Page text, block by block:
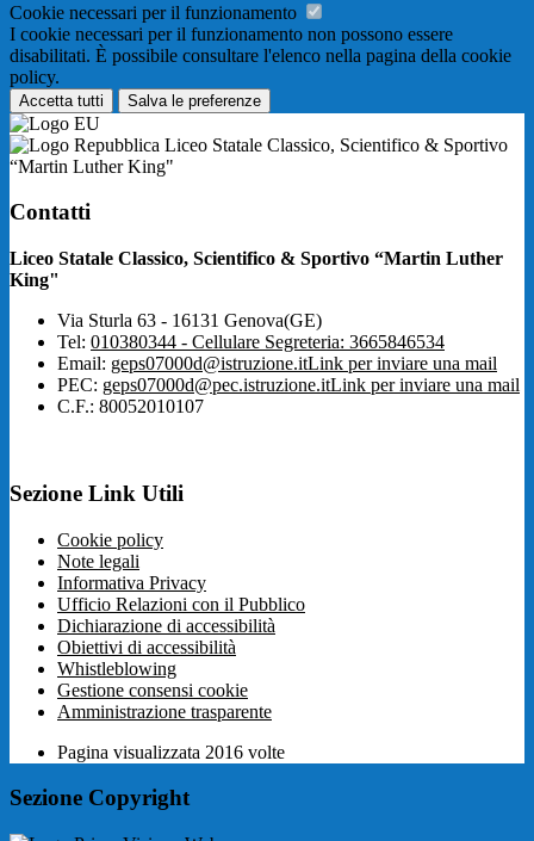
Cookie necessari per il funzionamento
I cookie necessari per il funzionamento non possono essere
disabilitati. È possibile consultare l'elenco nella pagina della cookie
policy.
Accetta tutti Salva le preferenze
Liceo Statale Classico, Scientifico & Sportivo
“Martin Luther King"
Contatti
Liceo Statale Classico, Scientifico & Sportivo “Martin Luther
King"
Via Sturla 63 - 16131 Genova(GE)
Tel: 010380344 - Cellulare Segreteria: 3665846534
Email: geps07000d@istruzione.itLink per inviare una mail
PEC: geps07000d@pec.istruzione.itLink per inviare una mail
C.F.: 80052010107
Sezione Link Utili
Cookie policy
Note legali
Informativa Privacy
Ufficio Relazioni con il Pubblico
Dichiarazione di accessibilità
Obiettivi di accessibilità
Whistleblowing
Gestione consensi cookie
Amministrazione trasparente
Pagina visualizzata 2016 volte
Sezione Copyright